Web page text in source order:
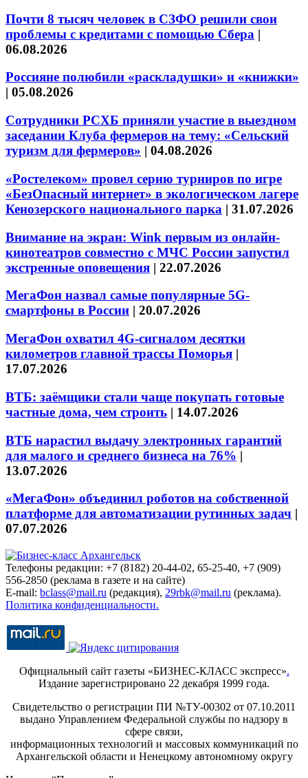
Почти 8 тысяч человек в СЗФО решили свои
проблемы с кредитами с помощью Сбера |
06.08.2026
Россияне полюбили «раскладушки» и «книжки»
| 05.08.2026
Сотрудники РСХБ приняли участие в выездном
заседании Клуба фермеров на тему: «Сельский
туризм для фермеров» | 04.08.2026
«Ростелеком» провел серию турниров по игре
«БезОпасный интернет» в экологическом лагере
Кенозерского национального парка | 31.07.2026
Внимание на экран: Wink первым из онлайн-
кинотеатров совместно с МЧС России запустил
экстренные оповещения | 22.07.2026
МегаФон назвал самые популярные 5G-
смартфоны в России | 20.07.2026
МегаФон охватил 4G-сигналом десятки
километров главной трассы Поморья |
17.07.2026
ВТБ: заёмщики стали чаще покупать готовые
частные дома, чем строить | 14.07.2026
ВТБ нарастил выдачу электронных гарантий
для малого и среднего бизнеса на 76% |
13.07.2026
«МегаФон» объединил роботов на собственной
платформе для автоматизации рутинных задач |
07.07.2026
Телефоны редакции: +7 (8182) 20-44-02, 65-25-40, +7 (909)
556-2850 (реклама в газете и на сайте)
E-mail: bclass@mail.ru (редакция), 29rbk@mail.ru (реклама).
Политика конфиденциальности.
Официальный сайт газеты «БИЗНЕС-КЛАСС экспресс».
Издание зарегистрировано 22 декабря 1999 года.
Свидетельство о регистрации ПИ №ТУ-00302 от 07.10.2011
выдано Управлением Федеральной службы по надзору в
сфере связи,
информационных технологий и массовых коммуникаций по
Архангельской области и Ненецкому автономному округу